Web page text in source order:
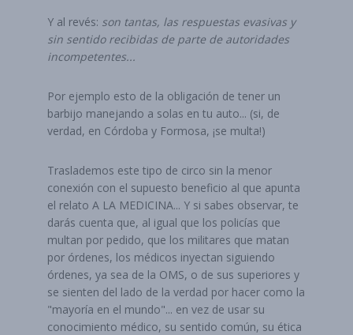
Y al revés: son tantas, las respuestas evasivas y
sin sentido recibidas de parte de autoridades
incompetentes...
Por ejemplo esto de la obligación de tener un
barbijo manejando a solas en tu auto... (si, de
verdad, en Córdoba y Formosa, ¡se multa!)
Traslademos este tipo de circo sin la menor
conexión con el supuesto beneficio al que apunta
el relato A LA MEDICINA... Y si sabes observar, te
darás cuenta que, al igual que los policías que
multan por pedido, que los militares que matan
por órdenes, los médicos inyectan siguiendo
órdenes, ya sea de la OMS, o de sus superiores y
se sienten del lado de la verdad por hacer como la
"mayoría en el mundo"... en vez de usar su
conocimiento médico, su sentido común, su ética